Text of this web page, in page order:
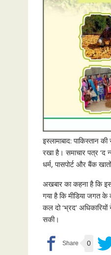
इस्लामाबाद: पाकिस्तान
रखा है। समाचार पत्र
धर्म, पासपोर्ट और बैंक
अखबार का कहना है कि
गया है कि मीडिया जगत के
कल दो ‘भ्रद’
सकी।
0